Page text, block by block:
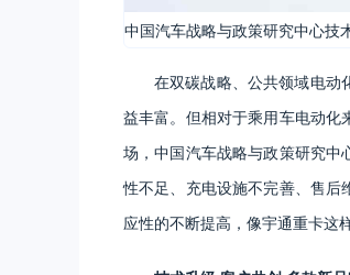
中国汽车战略与政策研究中心技
在双碳战略、公共领域电动
益丰富。但相对于乘用车电动
场，中国汽车战略与政策研究中
性不足、充电设施不完善、售
应性的不断提高，像宇通重卡这